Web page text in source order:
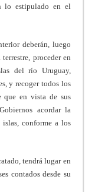
lo estipulado en el
deberán, luego
proceder en
del río Uruguay,
y recoger todos los
que en vista de sus
acordar la
conforme a los
tendrá lugar en
contados desde su